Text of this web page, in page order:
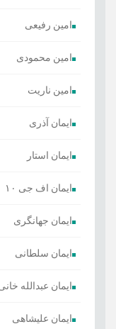
امین رفیعی
امین محمودی
امین ناریت
ایمان آذری
ایمان استار
ایمان اف جی ۱۰
ایمان جهانگری
ایمان سلطانی
ایمان عبدالله
ایمان علیشاهی